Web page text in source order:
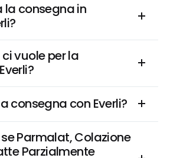
la consegna in
vuole per la
consegna con Everli?
Parmalat, Colazione
Parzialmente